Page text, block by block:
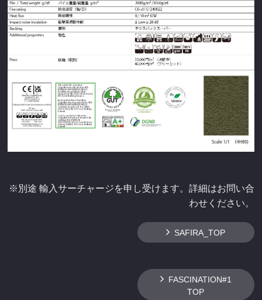
※別途 輸入サーチャージを申し受けます。詳細はお問い合
わせください。
SAFIRA_TOP
FASCINATION#1
TOP